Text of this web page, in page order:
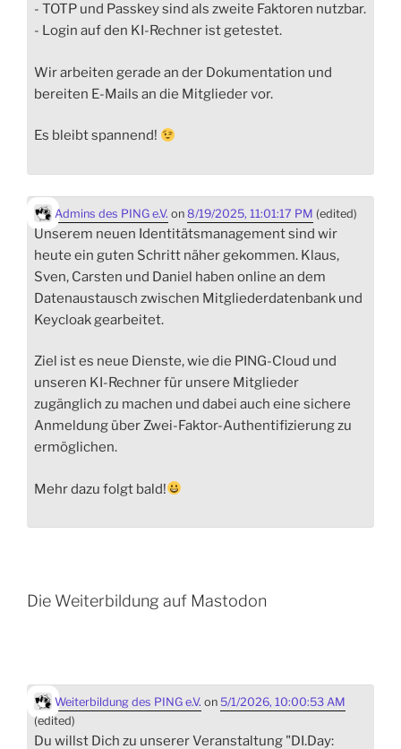
- TOTP und Passkey sind als zweite Faktoren nutzbar.
- Login auf den KI-Rechner ist getestet.
Wir arbeiten gerade an der Dokumentation und
bereiten E-Mails an die Mitglieder vor.
Es bleibt spannend!
Admins des PING e.V. on 8/19/2025, 11:01:17 PM (edited)
Unserem neuen Identitätsmanagement sind wir
heute ein guten Schritt näher gekommen. Klaus,
Sven, Carsten und Daniel haben online an dem
Datenaustausch zwischen Mitgliederdatenbank und
Keycloak gearbeitet.
Ziel ist es neue Dienste, wie die PING-Cloud und
unseren KI-Rechner für unsere Mitglieder
zugänglich zu machen und dabei auch eine sichere
Anmeldung über Zwei-Faktor-Authentifizierung zu
ermöglichen.
Mehr dazu folgt bald!
Die Weiterbildung auf Mastodon
Weiterbildung des PING e.V. on 5/1/2026, 10:00:53 AM
(edited)
Du willst Dich zu unserer Veranstaltung "DI.Day: